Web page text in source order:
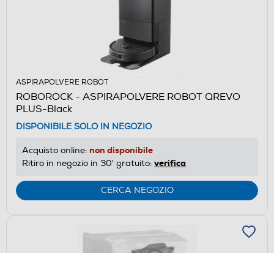
ASPIRAPOLVERE ROBOT
ROBOROCK - ASPIRAPOLVERE ROBOT QREVO
PLUS-Black
DISPONIBILE SOLO IN NEGOZIO
Acquisto online: non disponibile
Ritiro in negozio in 30' gratuito: verifica
CERCA NEGOZIO